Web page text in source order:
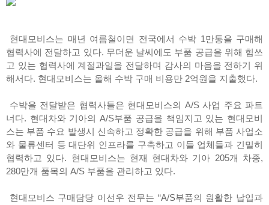
현대모비스는 매년 여름철이면 전국에서 수박 1만통을 구매해
협력사에 전달하고 있다. 무더운 날씨에도 부품 공급을 위해 힘쓰
고 있는 협력사에 계절과일을 전달하며 감사의 마음을 전하기 위
해서다. 현대모비스는 올해 수박 구매 비용만 2억원을 지출했다.
수박을 전달받은 협력사들은 현대모비스의 A/S 사업 주요 파트
너다. 현대차와 기아의 A/S부품 공급을 책임지고 있는 현대모비
스는 부품 수요 발생시 신속하고 정확한 공급을 위해 부품 사업소
와 물류센터 등 대단위 인프라를 구축하고 이들 업체들과 긴밀히
협력하고 있다. 현대모비스는 현재 현대차와 기아 205개 차종,
280만개 품목의 A/S 부품을 관리하고 있다.
현대모비스 구매담당 이선우 전무는 “A/S부품의 원활한 납입과